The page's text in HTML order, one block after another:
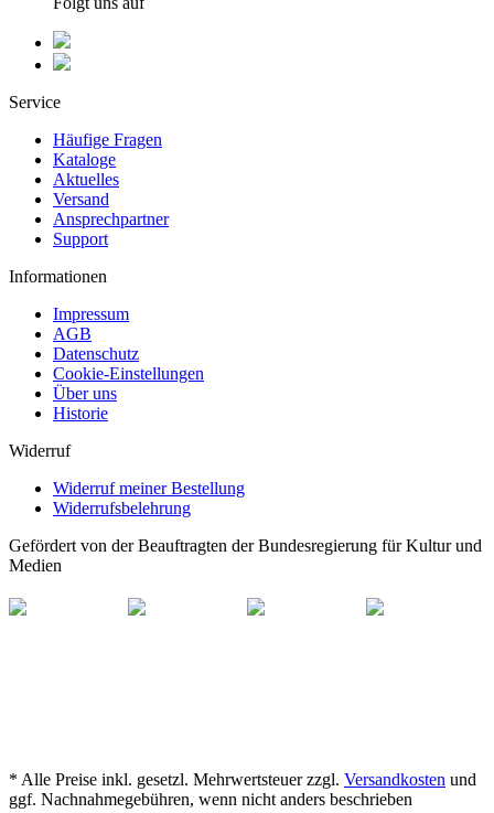
Service
Häufige Fragen
Kataloge
Aktuelles
Versand
Ansprechpartner
Support
Informationen
Impressum
AGB
Datenschutz
Cookie-Einstellungen
Über uns
Historie
Widerruf
Widerruf meiner Bestellung
Widerrufsbelehrung
Gefördert von der Beauftragten der Bundesregierung für Kultur und
Medien
* Alle Preise inkl. gesetzl. Mehrwertsteuer zzgl. Versandkosten und
ggf. Nachnahmegebühren, wenn nicht anders beschrieben